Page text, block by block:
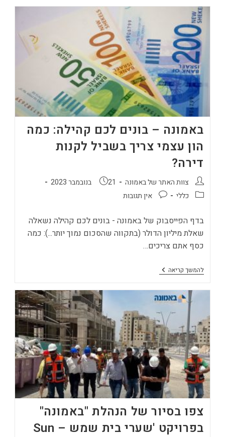
תתכננו
הדירה
הבאה
שלכם
באמונה – בונים לכם קהילה: כמה
הון עצמי צריך בשביל לקנות
דירה?
מחבר:צוות האתר של באמונה פורסם:
21 בנובמבר 2023
קטגוריה:
כללי תגובות:אין תגובות
בדף הפייסבוק של באמונה - בונים לכם קהילה נשאלה
שאלת מיליון הדולר (בתקווה שהסכום נמוך יותר...): כמה
כסף אתם צריכים…
להמשך קריאהבאמונה
–
לכם
קהילה:
כמה
הון
עצמי
צריך
בשביל
לקנות
דירה?
צפו בסיור של הנהלת "באמונה"
בפרויקט 'שערי בית שמש – Sun